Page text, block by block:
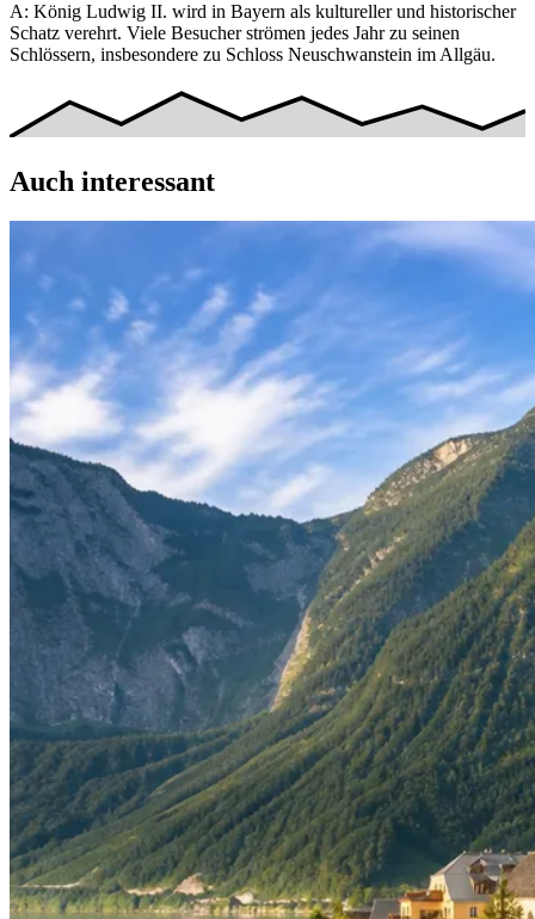
A: König Ludwig II. wird in Bayern als kultureller und historischer
Schatz verehrt. Viele Besucher strömen jedes Jahr zu seinen
Schlössern, insbesondere zu Schloss Neuschwanstein im Allgäu.
Auch interessant